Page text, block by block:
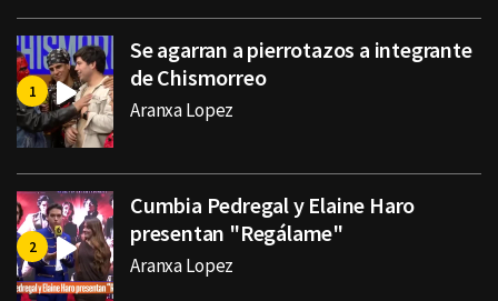
Se agarran a pierrotazos a integrante
de Chismorreo
Aranxa Lopez
Cumbia Pedregal y Elaine Haro
presentan "Regálame"
Aranxa Lopez